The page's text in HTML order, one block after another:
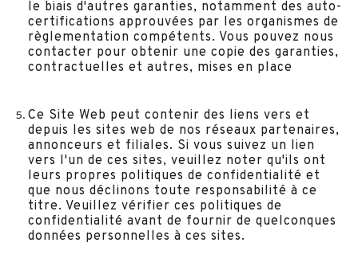
le biais d'autres garanties, notamment des auto-
certifications approuvées par les organismes de
règlementation compétents. Vous pouvez nous
contacter pour obtenir une copie des garanties,
contractuelles et autres, mises en place
Ce Site Web peut contenir des liens vers et
depuis les sites web de nos réseaux partenaires,
annonceurs et filiales. Si vous suivez un lien
vers l'un de ces sites, veuillez noter qu'ils ont
leurs propres politiques de confidentialité et
que nous déclinons toute responsabilité à ce
titre. Veuillez vérifier ces politiques de
confidentialité avant de fournir de quelconques
données personnelles à ces sites.